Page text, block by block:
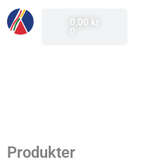
Hoppa
till
0,00 kr
0
Produkter
in